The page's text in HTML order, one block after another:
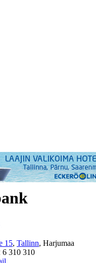
15, Tallinn, Harjumaa
6 310 310